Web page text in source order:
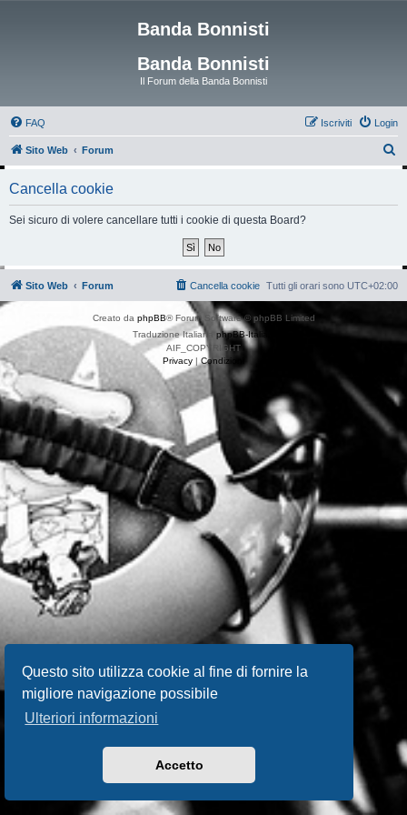
Questo sito utilizza cookie al fine di fornire la
migliore navigazione possibile
Ulteriori informazioni
Accetto
Banda Bonnisti
Banda Bonnisti
Il Forum della Banda Bonnisti
FAQ Login
Iscriviti
Sito Web Forum
Cancella cookie
Sei sicuro di volere cancellare tutti i cookie di questa Board?
Sito Web Forum Tutti gli orari sono UTC+02:00
Cancella cookie
Creato da phpBB® Forum Software © phpBB Limited
Traduzione Italiana phpBB-Italia.it
AIF_COPYRIGHT
Privacy | Condizioni